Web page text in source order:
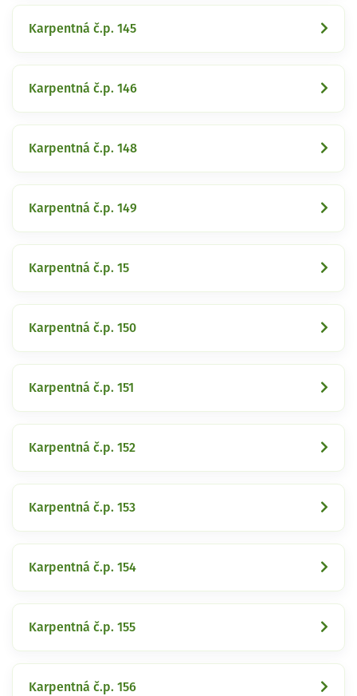
Karpentná č.p. 145
Karpentná č.p. 146
Karpentná č.p. 148
Karpentná č.p. 149
Karpentná č.p. 15
Karpentná č.p. 150
Karpentná č.p. 151
Karpentná č.p. 152
Karpentná č.p. 153
Karpentná č.p. 154
Karpentná č.p. 155
Karpentná č.p. 156